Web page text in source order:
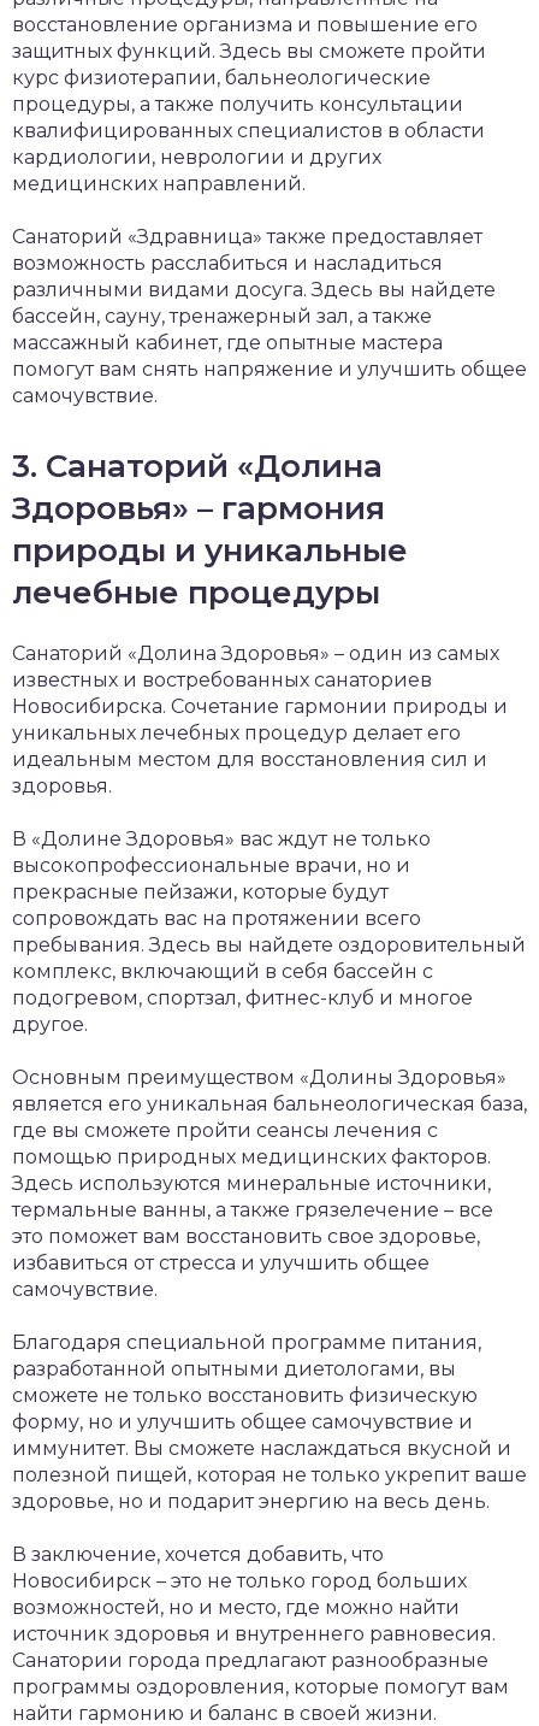
восстановление организма и повышение его
защитных функций. Здесь вы сможете пройти
курс физиотерапии, бальнеологические
процедуры, а также получить консультации
квалифицированных специалистов в области
кардиологии, неврологии и других
медицинских направлений.
Санаторий «Здравница» также предоставляет
возможность расслабиться и насладиться
различными видами досуга. Здесь вы найдете
бассейн, сауну, тренажерный зал, а также
массажный кабинет, где опытные мастера
помогут вам снять напряжение и улучшить общее
самочувствие.
3. Санаторий «Долина
Здоровья» – гармония
природы и уникальные
лечебные процедуры
Санаторий «Долина Здоровья» – один из самых
известных и востребованных санаториев
Новосибирска. Сочетание гармонии природы и
уникальных лечебных процедур делает его
идеальным местом для восстановления сил и
здоровья.
В «Долине Здоровья» вас ждут не только
высокопрофессиональные врачи, но и
прекрасные пейзажи, которые будут
сопровождать вас на протяжении всего
пребывания. Здесь вы найдете оздоровительный
комплекс, включающий в себя бассейн с
подогревом, спортзал, фитнес-клуб и многое
другое.
Основным преимуществом «Долины Здоровья»
является его уникальная бальнеологическая база,
где вы сможете пройти сеансы лечения с
помощью природных медицинских факторов.
Здесь используются минеральные источники,
термальные ванны, а также грязелечение – все
это поможет вам восстановить свое здоровье,
избавиться от стресса и улучшить общее
самочувствие.
Благодаря специальной программе питания,
разработанной опытными диетологами, вы
сможете не только восстановить физическую
форму, но и улучшить общее самочувствие и
иммунитет. Вы сможете наслаждаться вкусной и
полезной пищей, которая не только укрепит ваше
здоровье, но и подарит энергию на весь день.
В заключение, хочется добавить, что
Новосибирск – это не только город больших
возможностей, но и место, где можно найти
источник здоровья и внутреннего равновесия.
Санатории города предлагают разнообразные
программы оздоровления, которые помогут вам
найти гармонию и баланс в своей жизни.